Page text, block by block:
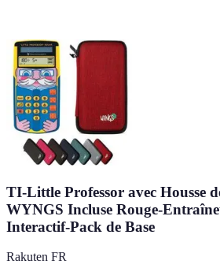
TI-Little Professor avec Housse
WYNGS Incluse Rouge-
Interactif-Pack de Base
Rakuten FR